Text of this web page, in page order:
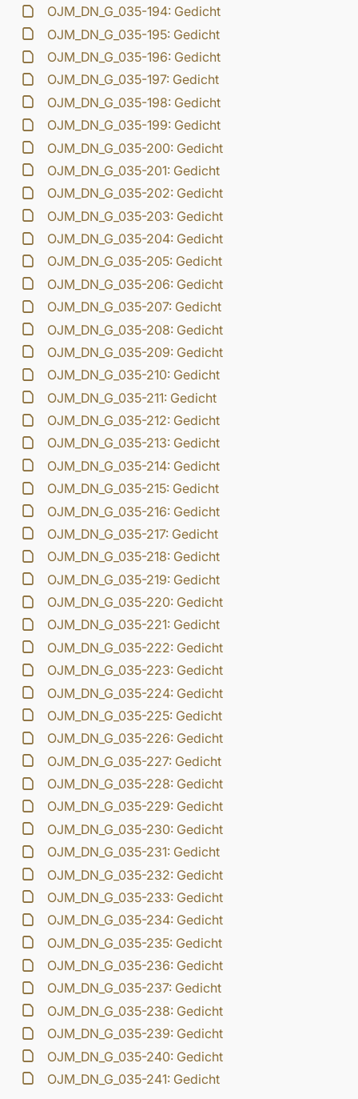
OJM_DN_G_035-194: Gedicht
OJM_DN_G_035-195: Gedicht
OJM_DN_G_035-196: Gedicht
OJM_DN_G_035-197: Gedicht
OJM_DN_G_035-198: Gedicht
OJM_DN_G_035-199: Gedicht
OJM_DN_G_035-200: Gedicht
OJM_DN_G_035-201: Gedicht
OJM_DN_G_035-202: Gedicht
OJM_DN_G_035-203: Gedicht
OJM_DN_G_035-204: Gedicht
OJM_DN_G_035-205: Gedicht
OJM_DN_G_035-206: Gedicht
OJM_DN_G_035-207: Gedicht
OJM_DN_G_035-208: Gedicht
OJM_DN_G_035-209: Gedicht
OJM_DN_G_035-210: Gedicht
OJM_DN_G_035-211: Gedicht
OJM_DN_G_035-212: Gedicht
OJM_DN_G_035-213: Gedicht
OJM_DN_G_035-214: Gedicht
OJM_DN_G_035-215: Gedicht
OJM_DN_G_035-216: Gedicht
OJM_DN_G_035-217: Gedicht
OJM_DN_G_035-218: Gedicht
OJM_DN_G_035-219: Gedicht
OJM_DN_G_035-220: Gedicht
OJM_DN_G_035-221: Gedicht
OJM_DN_G_035-222: Gedicht
OJM_DN_G_035-223: Gedicht
OJM_DN_G_035-224: Gedicht
OJM_DN_G_035-225: Gedicht
OJM_DN_G_035-226: Gedicht
OJM_DN_G_035-227: Gedicht
OJM_DN_G_035-228: Gedicht
OJM_DN_G_035-229: Gedicht
OJM_DN_G_035-230: Gedicht
OJM_DN_G_035-231: Gedicht
OJM_DN_G_035-232: Gedicht
OJM_DN_G_035-233: Gedicht
OJM_DN_G_035-234: Gedicht
OJM_DN_G_035-235: Gedicht
OJM_DN_G_035-236: Gedicht
OJM_DN_G_035-237: Gedicht
OJM_DN_G_035-238: Gedicht
OJM_DN_G_035-239: Gedicht
OJM_DN_G_035-240: Gedicht
OJM_DN_G_035-241: Gedicht